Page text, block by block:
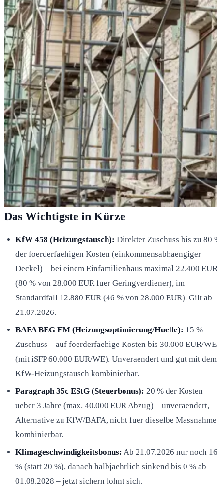
Das Wichtigste in Kürze
KfW 458 (Heizungstausch): Direkter Zuschuss bis zu 80
der foerderfaehigen Kosten (einkommensabhaengiger
Deckel) – bei einem Einfamilienhaus maximal 22.400 EUR
(80 % von 28.000 EUR fuer Geringverdiener), im
Standardfall 12.880 EUR (46 % von 28.000 EUR). Gilt ab
21.07.2026.
BAFA BEG EM (Heizungsoptimierung/Huelle): 15 %
Zuschuss – auf foerderfaehige Kosten bis 30.000 EUR/WE
(mit iSFP 60.000 EUR/WE). Unveraendert und gut mit dem
KfW-Heizungstausch kombinierbar.
Paragraph 35c EStG (Steuerbonus): 20 % der Kosten
ueber 3 Jahre (max. 40.000 EUR Abzug) – unveraendert,
Alternative zu KfW/BAFA, nicht fuer dieselbe Massnahme
kombinierbar.
Klimageschwindigkeitsbonus: Ab 21.07.2026 nur noch 16
% (statt 20 %), danach halbjaehrlich sinkend bis 0 % ab
01.08.2028 – jetzt sichern lohnt sich.